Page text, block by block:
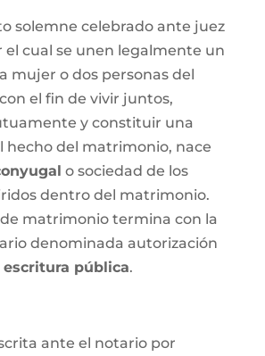
solemne celebrado ante juez
el cual se unen legalmente un
mujer o dos personas del
el fin de vivir juntos,
y constituir una
hecho del matrimonio, nace
o sociedad de los
dentro del matrimonio.
matrimonio termina con la
denominada autorización
escritura pública.
ante el notario por